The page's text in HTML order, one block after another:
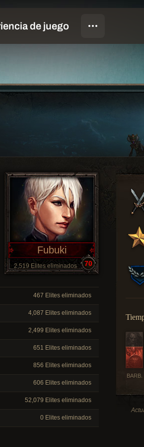
BARB.
Fubuki
2,519 Elites eliminados 70
467 Elites eliminados
4,087 Elites eliminados
2,499 Elites eliminados
651 Elites eliminados
856 Elites eliminados
606 Elites eliminados
52,079 Elites eliminados
0 Elites eliminados